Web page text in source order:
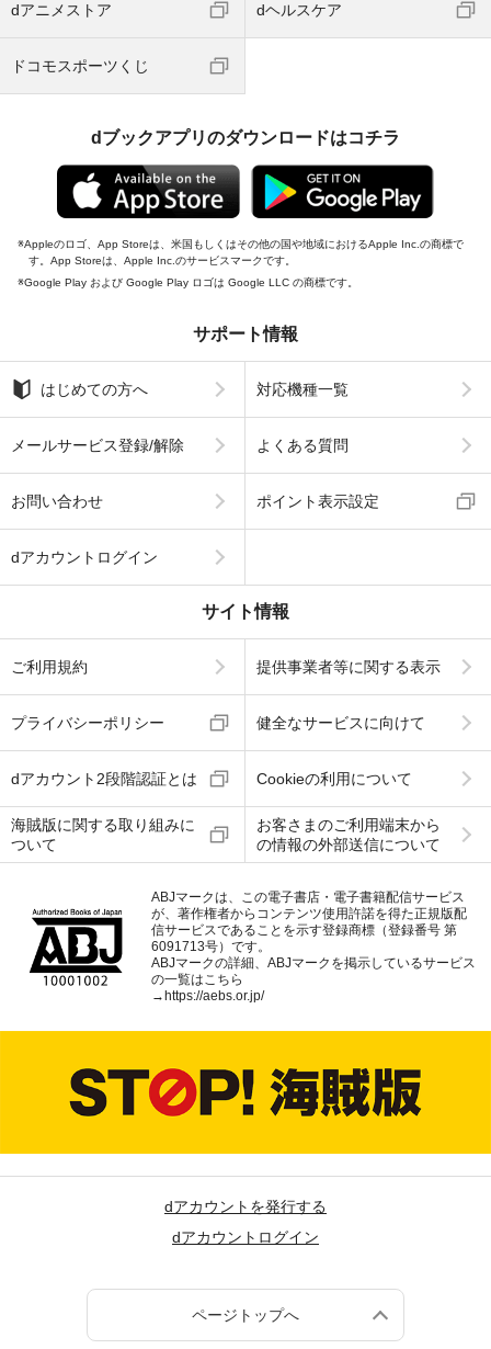
dアニメストア dヘルスケア
ドコモスポーツくじ
dブックアプリのダウンロードはコチラ
Appleのロゴ、App Storeは、米国もしくはその他の国や地域におけるApple Inc.の商標で
す。App Storeは、Apple Inc.のサービスマークです。
Google Play および Google Play ロゴは Google LLC の商標です。
サポート情報
はじめての方へ 対応機種一覧
メールサービス登録/解除 よくある質問
お問い合わせ ポイント表示設定
dアカウントログイン
サイト情報
ご利用規約 提供事業者等に関する表示
プライバシーポリシー 健全なサービスに向けて
dアカウント2段階認証とは Cookieの利用について
海賊版に関する取り組みに
ついて
お客さまのご利用端末から
の情報の外部送信について
ABJマークは、この電子書店・電子書籍配信サービス
が、著作権者からコンテンツ使用許諾を得た正規版配
信サービスであることを示す登録商標（登録番号 第
6091713号）です。
ABJマークの詳細、ABJマークを掲示しているサービス
の一覧はこちら
→ https://aebs.or.jp/
dアカウントを発行する
dアカウントログイン
ページトップへ